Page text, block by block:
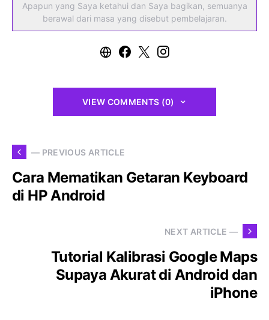
Apapun yang Saya ketahui dan Saya bagikan, semuanya
berawal dari masa yang disebut pembelajaran.
VIEW COMMENTS (0)
— PREVIOUS ARTICLE
Cara Mematikan Getaran Keyboard
di HP Android
NEXT ARTICLE —
Tutorial Kalibrasi Google Maps
Supaya Akurat di Android dan
iPhone